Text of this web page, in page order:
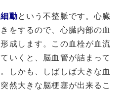
動という不整脈です。心臓
をするので、心臓内部の血
成します。この血栓が血流
いくと、脳血管が詰まって
しかも、しばしば大きな血
然大きな脳梗塞が出来るこ